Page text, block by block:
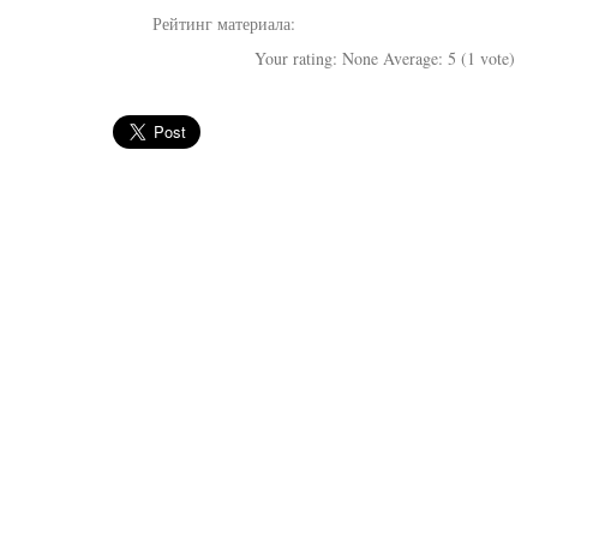
Рейтинг материала:
Your rating: None Average: 5 (1 vote)